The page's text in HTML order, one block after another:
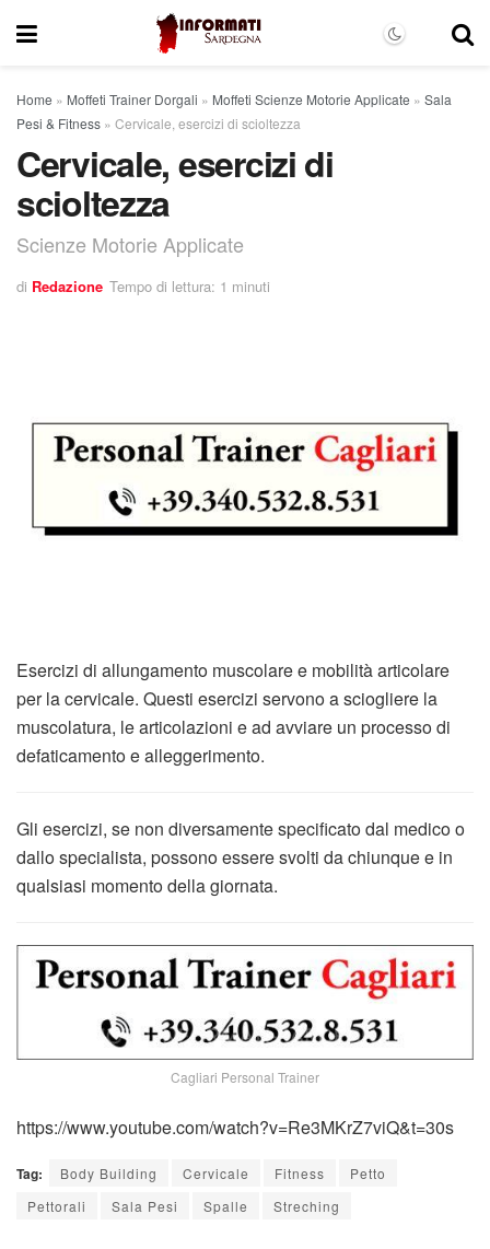
Home » Moffeti Trainer Dorgali » Moffeti Scienze Motorie Applicate » Sala
Pesi & Fitness » Cervicale, esercizi di scioltezza
Cervicale, esercizi di
scioltezza
Scienze Motorie Applicate
di Redazione Tempo di lettura: 1 minuti
Esercizi di allungamento muscolare e mobilità articolare
per la cervicale. Questi esercizi servono a sciogliere la
muscolatura, le articolazioni e ad avviare un processo di
defaticamento e alleggerimento.
Gli esercizi, se non diversamente specificato dal medico o
dallo specialista, possono essere svolti da chiunque e in
qualsiasi momento della giornata.
Cagliari Personal Trainer
https://www.youtube.com/watch?v=Re3MKrZ7viQ&t=30s
Tag: Body Building Cervicale Fitness
Petto
Pettorali
Sala Pesi Spalle Streching